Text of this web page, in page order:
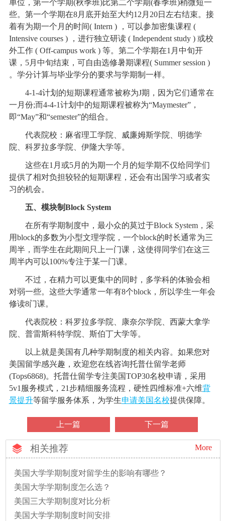
单位，第一个学期(秋季班)比第二个学期(春季班)稍微短一
些。第一个学期在8月底开始至大约12月20日左右结束。接
着有为期一个月的时间( Intern ) ，可以参加密集课程 (
Intensive courses ) ，进行独立研读 ( Independent study ) 或校
外工作 ( Off-campus work ) 等。第二个学期在1月中旬开
课，5月中旬结束，可自由选修暑期课程( Summer session )
。学分计算与毕业学分的要求与学期制一样。
4-1-4计划的短期课程通常被称为J期，因为它们通常在
一月份;而4-4-1计划中的短期课程被称为“Maymester”，
即“May”和“semester”的组合。
代表院校：麻省理工学院、威廉姆斯学院、明德学
院、科罗拉多学院、伊隆大学等。
这些在1月或5月的为期一个月的短学期不仅给同学们
提供了相对负担较轻的短期课程，还会有出国学习或者实
习的机会。
五、模块制Block System
在所有学期制度中，最小众的莫过于Block System，采
用block的多数为小型文理学院，一个block的时长通常为三
周半，而学生在此期间只上一门课，这使得同学们在这三
周半内可以100%专注于某一门课。
不过，在精力可以更集中的同时，多学科的体验会相
对弱一些。这些大学通常一年有8个block，所以学生一年会
修读8门课。
代表院校：科罗拉多学院、康奈尔学院、西蒙大拿学
院、普雷斯科特学院、斯伯丁大学等。
以上就是美国有几种学期制度的相关内容。如果您对
美国留学感兴趣，欢迎您在线咨询托普仕留学老师
(Tops6868)。托普仕留学专注美国TOP30名校申请，采用
5v1服务模式，21步精细服务流程，硬性四维标准+六维背
景提升等留学服务体系，为学生申请美国名校提供保障。
上一篇 下一篇
相关推荐 More
美国大学学期制度对留学生的影响有哪些？
美国大学学期制度怎么选？
美国三大学期制度对比分析
美国大学学期制度时间安排